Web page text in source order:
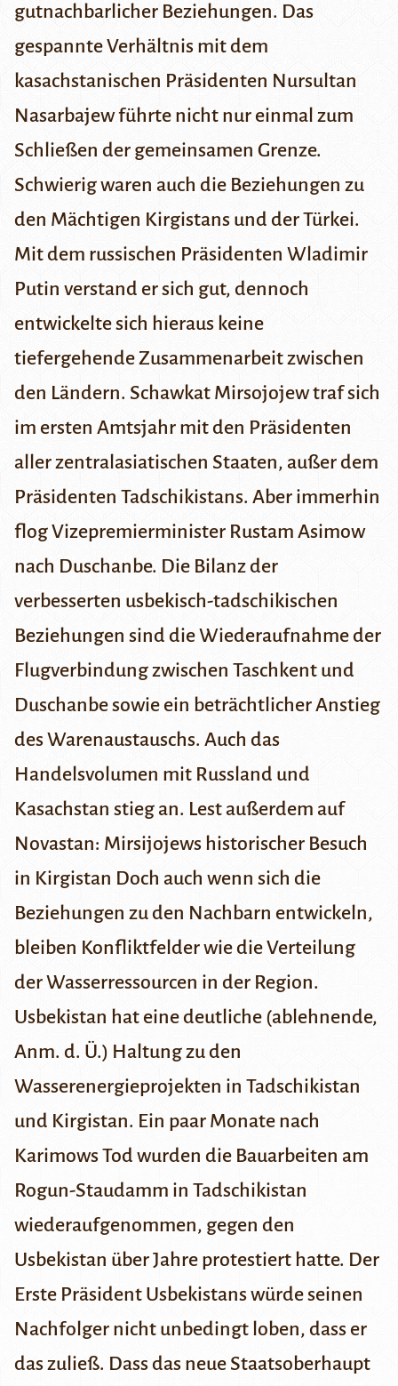
gutnachbarlicher Beziehungen. Das
gespannte Verhältnis mit dem
kasachstanischen Präsidenten Nursultan
Nasarbajew führte nicht nur einmal zum
Schließen der gemeinsamen Grenze.
Schwierig waren auch die Beziehungen zu
den Mächtigen Kirgistans und der Türkei.
Mit dem russischen Präsidenten Wladimir
Putin verstand er sich gut, dennoch
entwickelte sich hieraus keine
tiefergehende Zusammenarbeit zwischen
den Ländern. Schawkat Mirsojojew traf sich
im ersten Amtsjahr mit den Präsidenten
aller zentralasiatischen Staaten, außer dem
Präsidenten Tadschikistans. Aber immerhin
flog Vizepremierminister Rustam Asimow
nach Duschanbe. Die Bilanz der
verbesserten usbekisch-tadschikischen
Beziehungen sind die Wiederaufnahme der
Flugverbindung zwischen Taschkent und
Duschanbe sowie ein beträchtlicher Anstieg
des Warenaustauschs. Auch das
Handelsvolumen mit Russland und
Kasachstan stieg an. Lest außerdem auf
Novastan: Mirsijojews historischer Besuch
in Kirgistan Doch auch wenn sich die
Beziehungen zu den Nachbarn entwickeln,
bleiben Konfliktfelder wie die Verteilung
der Wasserressourcen in der Region.
Usbekistan hat eine deutliche (ablehnende,
Anm. d. Ü.) Haltung zu den
Wasserenergieprojekten in Tadschikistan
und Kirgistan. Ein paar Monate nach
Karimows Tod wurden die Bauarbeiten am
Rogun-Staudamm in Tadschikistan
wiederaufgenommen, gegen den
Usbekistan über Jahre protestiert hatte. Der
Erste Präsident Usbekistans würde seinen
Nachfolger nicht unbedingt loben, dass er
das zuließ. Dass das neue Staatsoberhaupt